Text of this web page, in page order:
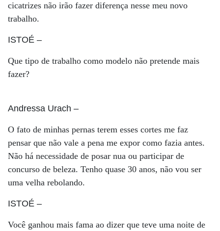
cicatrizes não irão fazer diferença nesse meu novo
trabalho.
ISTOÉ –
Que tipo de trabalho como modelo não pretende mais
fazer?
Andressa Urach –
O fato de minhas pernas terem esses cortes me faz
pensar que não vale a pena me expor como fazia antes.
Não há necessidade de posar nua ou participar de
concurso de beleza. Tenho quase 30 anos, não vou ser
uma velha rebolando.
ISTOÉ –
Você ganhou mais fama ao dizer que teve uma noite de